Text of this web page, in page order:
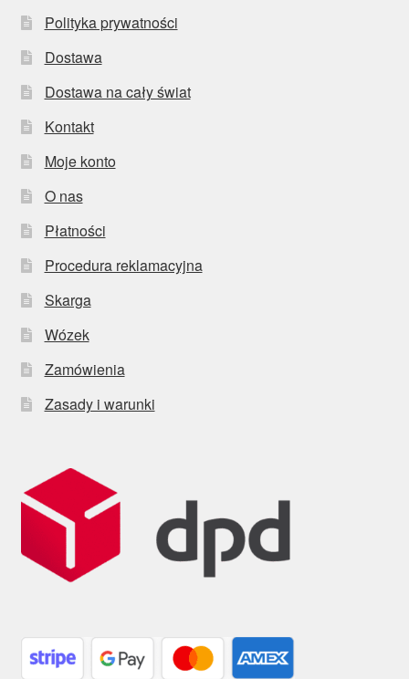
Polityka prywatności
Dostawa
Dostawa na cały świat
Kontakt
Moje konto
O nas
Płatności
Procedura reklamacyjna
Skarga
Wózek
Zamówienia
Zasady i warunki